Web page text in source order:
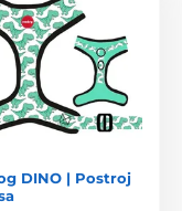
DINO | Postroj